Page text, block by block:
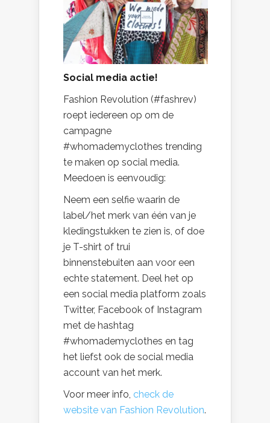
Social media actie!
Fashion Revolution (#fashrev)
roept iedereen op om de
campagne
#whomademyclothes trending
te maken op social media.
Meedoen is eenvoudig:
Neem een selfie waarin de
label/het merk van één van je
kledingstukken te zien is, of doe
je T-shirt of trui
binnenstebuiten aan voor een
echte statement. Deel het op
een social media platform zoals
Twitter, Facebook of Instagram
met de hashtag
#whomademyclothes en tag
het liefst ook de social media
account van het merk.
Voor meer info, check de
website van Fashion Revolution.